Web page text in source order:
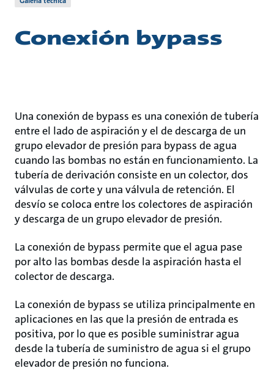
Conexión bypass
Una conexión de bypass es una conexión de tubería
entre el lado de aspiración y el de descarga de un
grupo elevador de presión para bypass de agua
cuando las bombas no están en funcionamiento. La
tubería de derivación consiste en un colector, dos
válvulas de corte y una válvula de retención. El
desvío se coloca entre los colectores de aspiración
y descarga de un grupo elevador de presión.
La conexión de bypass permite que el agua pase
por alto las bombas desde la aspiración hasta el
colector de descarga.
La conexión de bypass se utiliza principalmente en
aplicaciones en las que la presión de entrada es
positiva, por lo que es posible suministrar agua
desde la tubería de suministro de agua si el grupo
elevador de presión no funciona.